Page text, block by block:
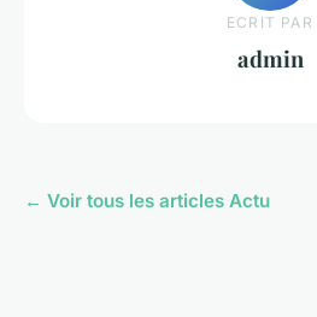
ECRIT PAR
admin
← Voir tous les articles Actu